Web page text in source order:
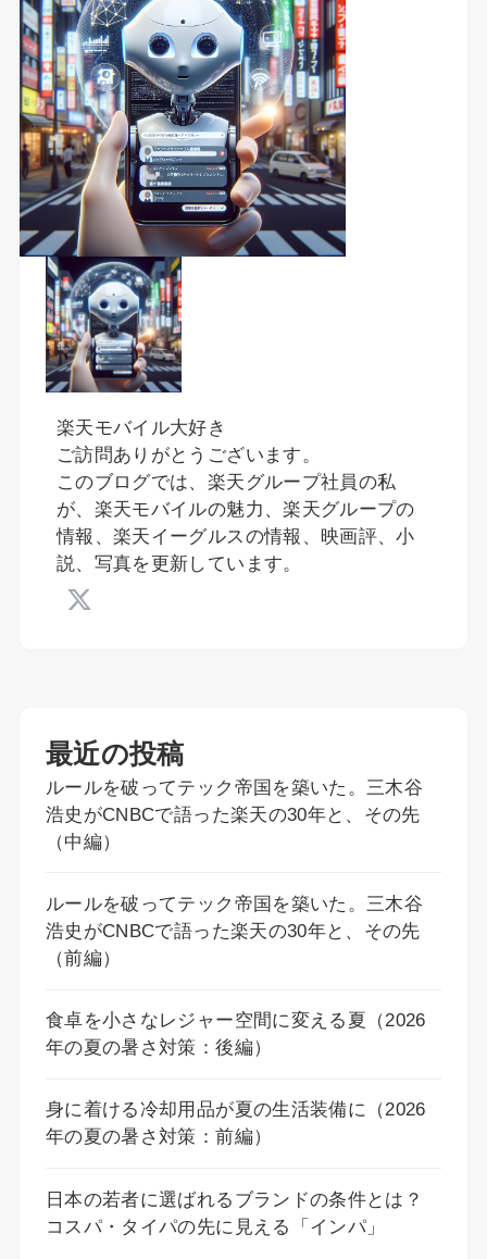
楽天モバイル大好き
ご訪問ありがとうございます。
このブログでは、楽天グループ社員の私
が、楽天モバイルの魅力、楽天グループの
情報、楽天イーグルスの情報、映画評、小
説、写真を更新しています。
最近の投稿
ルールを破ってテック帝国を築いた。三木谷
浩史がCNBCで語った楽天の30年と、その先
（中編）
ルールを破ってテック帝国を築いた。三木谷
浩史がCNBCで語った楽天の30年と、その先
（前編）
食卓を小さなレジャー空間に変える夏（2026
年の夏の暑さ対策：後編）
身に着ける冷却用品が夏の生活装備に（2026
年の夏の暑さ対策：前編）
日本の若者に選ばれるブランドの条件とは？
コスパ・タイパの先に見える「インパ」